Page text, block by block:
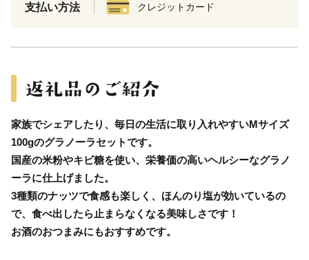
支払い方法 クレジットカード
家族でシェアしたり、毎日の生活に取り入れやすいMサイズ
100gのグラノーラセットです。
国産の米粉やキビ糖を使い、栄養価の高いヘルシーなグラノ
ーラに仕上げました。
3種類のナッツで食感も楽しく、ほんのり塩が効いているの
で、食べ出したら止まらなくなる美味しさです！
お酒のおつまみにもおすすめです。